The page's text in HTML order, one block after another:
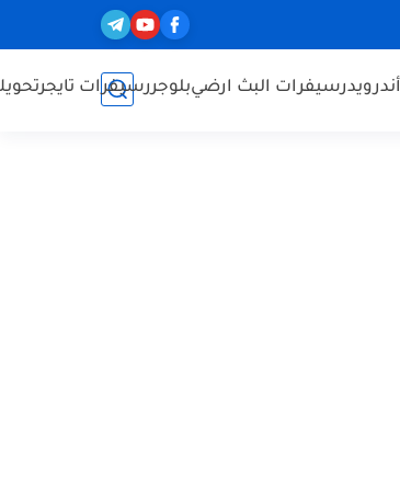
أندرويدرسيفرات البث ارضيبلوجررسيفرات تايجر